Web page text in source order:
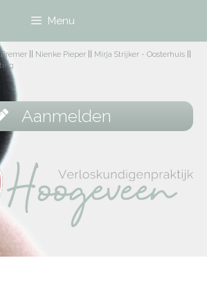
Menu
Nienke Pieper Mirja Strijker - Oosterhuis
Aanmelden